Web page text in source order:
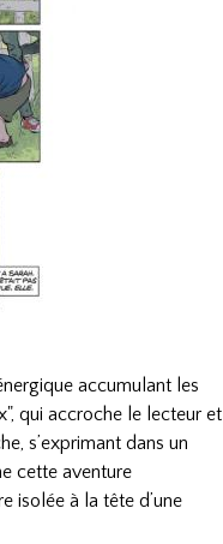
accumulant les
qui accroche le lecteur et
s’exprimant dans un
cette aventure
isolée à la tête d’une